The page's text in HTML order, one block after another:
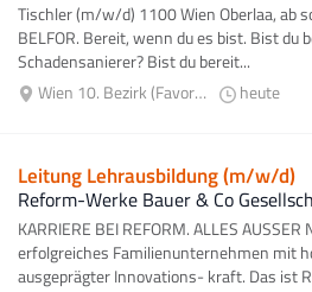
Tischler (m/w/d) 1100 Wien Oberlaa, ab
BELFOR. Bereit, wenn du es bist. Bist
Schadensanierer? Bist du bereit...
Wien 10. Bezirk (Favoriten)
heute
Leitung Lehrausbildung (m/w/d)
Reform-Werke Bauer & Co
KARRIERE BEI REFORM. ALLES
erfolgreiches Familienunternehmen mit
ausgeprägter Innovations- kraft. Das ist